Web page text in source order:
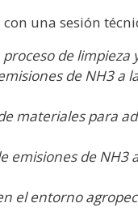
una sesión
de
de NH3 a
materiales para
emisiones de NH3
el entorno